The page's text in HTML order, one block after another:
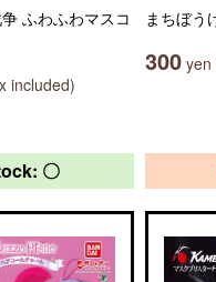
ふわふわマスコ
included)
まちぼう
300 yen
〇